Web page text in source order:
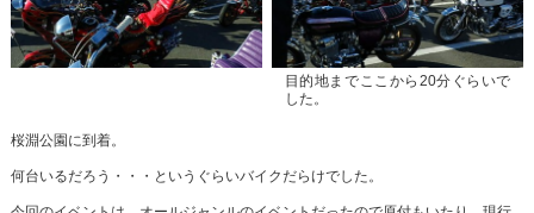
目的地までここから20分ぐらいで
した。
桜淵公園に到着。
何台いるだろう・・・というぐらいバイクだらけでした。